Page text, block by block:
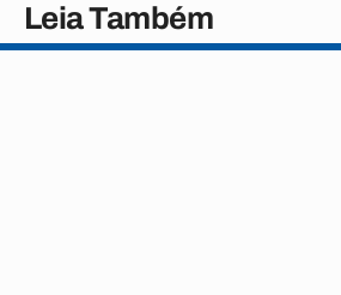
Leia Também